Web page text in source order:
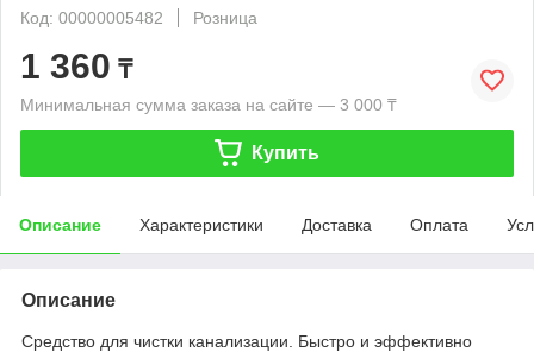
Код: 00000005482
Розница
1 360 ₸
Минимальная сумма заказа на сайте — 3 000 ₸
Купить
Описание Характеристики Доставка Оплата
Описание
Средство для чистки канализации. Быстро и эффективно